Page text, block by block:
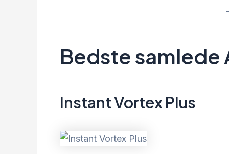
Bedste samlede
Instant Vortex Plus